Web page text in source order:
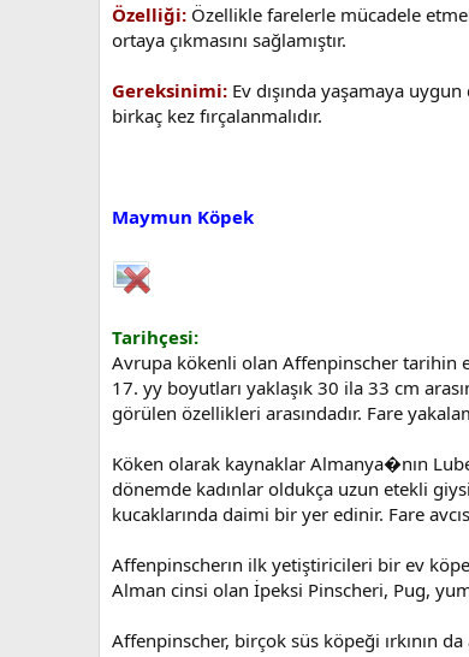
Özelliği: Özellikle farelerle mücadele
ortaya çıkmasını sağlamıştır.
Gereksinimi: Ev dışında yaşamaya
birkaç kez fırçalanmalıdır.
Maymun Köpek
Tarihçesi:
Avrupa kökenli olan Affenpinscher tarihin
17. yy boyutları yaklaşık 30 ila 33 cm
görülen özellikleri arasındadır. Fare
Köken olarak kaynaklar Almanya�nın
dönemde kadınlar oldukça uzun etekli
kucaklarında daimi bir yer edinir. Fare
Affenpinscherın ilk yetiştiricileri bir ev
Alman cinsi olan İpeksi Pinscheri, Pug,
Affenpinscher, birçok süs köpeği ırkının da